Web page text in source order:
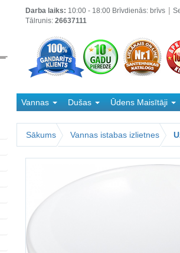
Darba laiks: 10:00 - 18:00 Brīvdienās: brīvs
Tālrunis: 26637111
Vannas Dušas Ūdens Maisītāji
Sākums
Vannas istabas izlietnes